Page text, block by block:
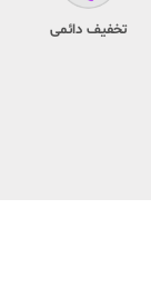
تخفیف دائمی